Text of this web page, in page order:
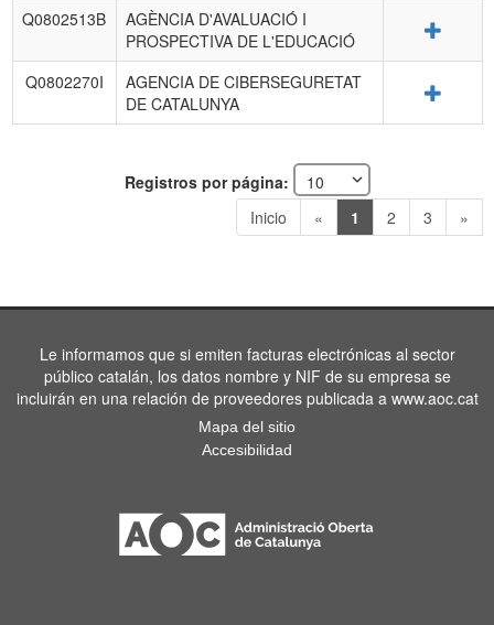
Q0802513B
AGÈNCIA D'AVALUACIÓ I
PROSPECTIVA DE L'EDUCACIÓ
Q0802270I
AGENCIA DE CIBERSEGURETAT
DE CATALUNYA
Registros por página:
Inicio
« 1 2 3 »
Le informamos que si emiten facturas electrónicas al sector
público catalán, los datos nombre y NIF de su empresa se
incluirán en una relación de proveedores publicada a www.aoc.cat
Mapa del sitio
Accesibilidad